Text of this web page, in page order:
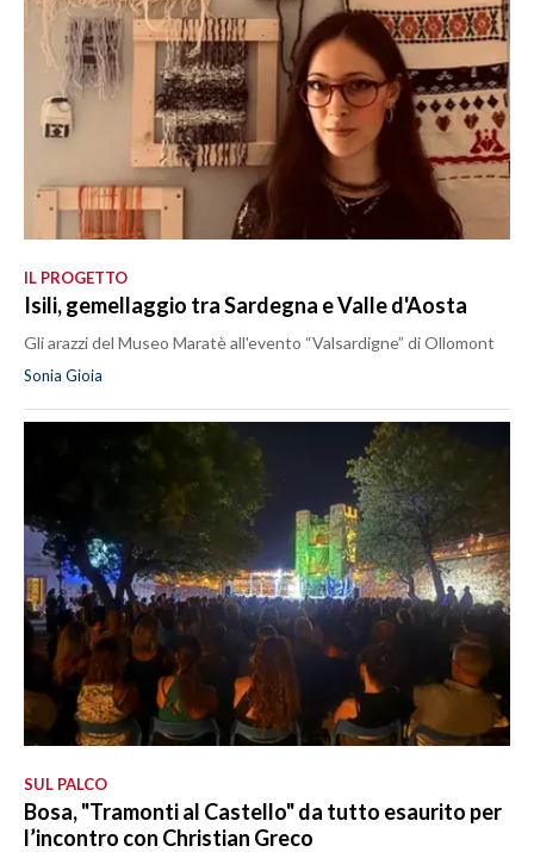
IL PROGETTO
Isili, gemellaggio tra Sardegna e Valle d'Aosta
Gli arazzi del Museo Maratè all'evento “Valsardigne” di Ollomont
Sonia Gioia
SUL PALCO
Bosa, "Tramonti al Castello" da tutto esaurito per
l’incontro con Christian Greco